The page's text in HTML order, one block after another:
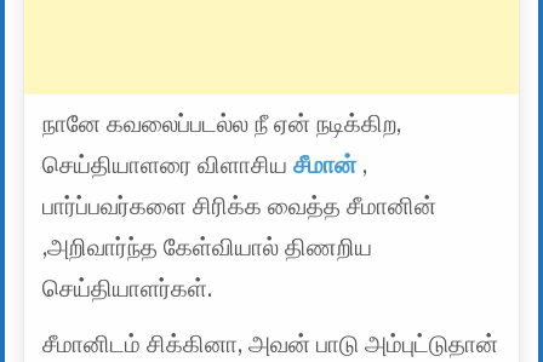
நானே கவலைப்படல்ல நீ ஏன் நடிக்கிற,
செய்தியாளரை விளாசியசீமான்,
பார்ப்பவர்களை சிரிக்க வைத்த சீமானின்
,அறிவார்ந்த கேள்வியால் திணறிய
செய்தியாளர்கள்.
சீமானிடம் சிக்கினா, அவன் பாடு அம்புட்டுதான்